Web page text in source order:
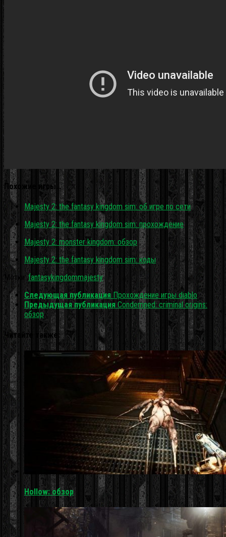
Похожие игры…
Majesty 2: the fantasy kingdom sim: об игре по сети
Majesty 2: the fantasy kingdom sim: прохождение
Majesty 2: monster kingdom: обзор
Majesty 2: the fantasy kingdom sim: коды
Метки: fantasykingdommajesty
Следующая публикация Прохождение игры diablo
Предыдущая публикация Condemned: criminal origins:
обзор
Читайте также:
Hollow: обзор